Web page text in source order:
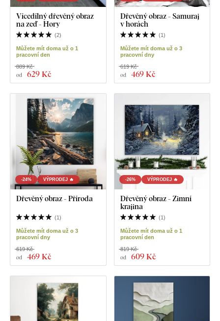
Vícedílný dřevěný obraz
na zeď - Hory
(2)
Můžete mít doma už o 1
pracovní den
od 629 Kč
889 Kč
Dřevěný obraz - Samuraj
v horách
(1)
Můžete mít doma už o 3
pracovní dny
od 469 Kč
619 Kč
-24% VÝPRODEJ 🔥
Dřevěný obraz - Příroda
(1)
Můžete mít doma už o 3
pracovní dny
od 469 Kč
619 Kč
-26% VÝPRODEJ 🔥
Dřevěný obraz - Zimní
krajina
(1)
Můžete mít doma už o 1
pracovní den
od 609 Kč
819 Kč